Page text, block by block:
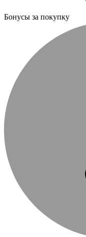
Бонусы за покупку